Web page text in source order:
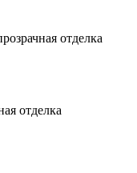
отделка
отделка